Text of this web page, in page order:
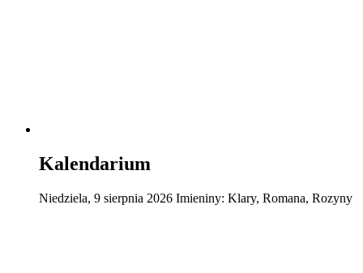
Kalendarium
Niedziela, 9 sierpnia 2026 Imieniny: Klary, Romana, Rozyny